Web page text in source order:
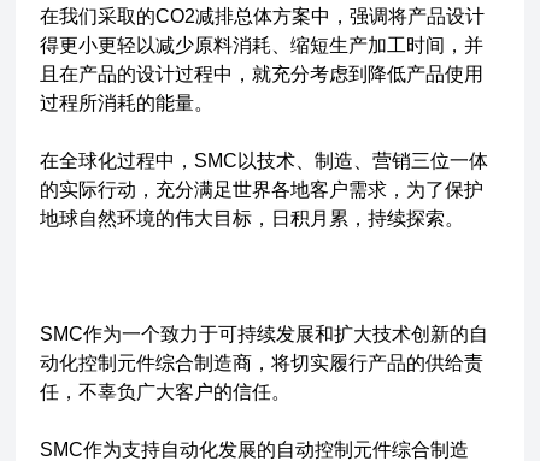
在我们采取的CO2减排总体方案中，强调将产品设计
得更小更轻以减少原料消耗、缩短生产加工时间，并
且在产品的设计过程中，就充分考虑到降低产品使用
过程所消耗的能量。
在全球化过程中，SMC以技术、制造、营销三位一体
的实际行动，充分满足世界各地客户需求，为了保护
地球自然环境的伟大目标，日积月累，持续探索。
SMC作为一个致力于可持续发展和扩大技术创新的自
动化控制元件综合制造商，将切实履行产品的供给责
任，不辜负广大客户的信任。
SMC作为支持自动化发展的自动控制元件综合制造